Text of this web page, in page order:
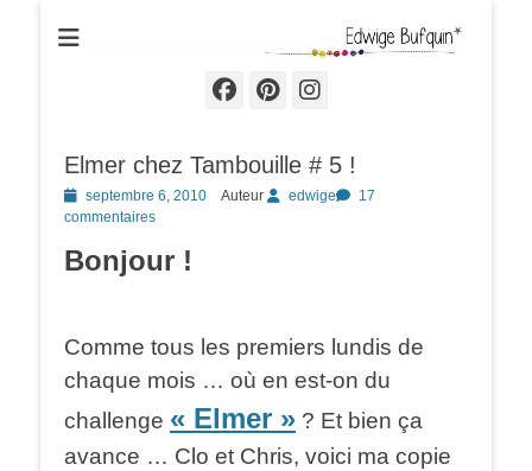
Edwige Bufquin
Facebook
Pinterest
Instagram
Elmer chez Tambouille # 5 !
Posted
on
septembre 6, 2010 Auteur edwige
17
commentaires
Bonjour !
Comme tous les premiers lundis de
chaque mois … où en est-on du
challenge « Elmer » ? Et bien ça
avance … Clo et Chris, voici ma copie